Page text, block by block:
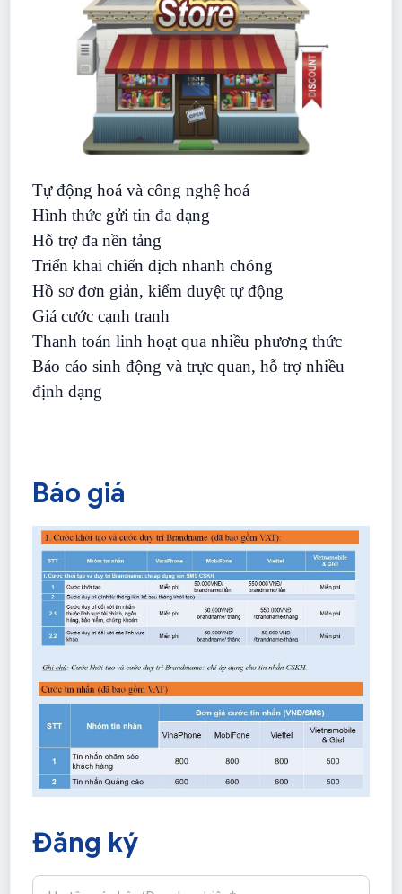
Tự động hoá và công nghệ hoá
Hình thức gửi tin đa dạng
Hỗ trợ đa nền tảng
Triển khai chiến dịch nhanh chóng
Hồ sơ đơn giản, kiểm duyệt tự động
Giá cước cạnh tranh
Thanh toán linh hoạt qua nhiều phương thức
Báo cáo sinh động và trực quan, hỗ trợ nhiều
định dạng
Báo giá
Đăng ký